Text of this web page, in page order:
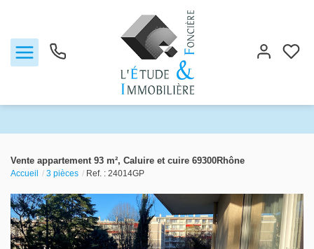
Biens vendus
Vente appartement 93 m², Caluire et cuire 69300Rhône
Accueil 3 pièces Ref. : 24014GP